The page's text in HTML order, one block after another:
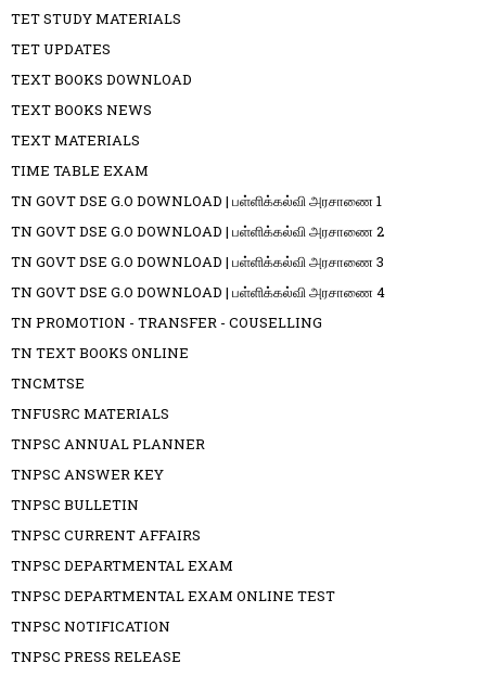
TET STUDY MATERIALS
TET UPDATES
TEXT BOOKS DOWNLOAD
TEXT BOOKS NEWS
TEXT MATERIALS
TIME TABLE EXAM
TN GOVT DSE G.O DOWNLOAD | பள்ளிக்கல்வி அரசாணை 1
TN GOVT DSE G.O DOWNLOAD | பள்ளிக்கல்வி அரசாணை 2
TN GOVT DSE G.O DOWNLOAD | பள்ளிக்கல்வி அரசாணை 3
TN GOVT DSE G.O DOWNLOAD | பள்ளிக்கல்வி அரசாணை 4
TN PROMOTION - TRANSFER - COUSELLING
TN TEXT BOOKS ONLINE
TNCMTSE
TNFUSRC MATERIALS
TNPSC ANNUAL PLANNER
TNPSC ANSWER KEY
TNPSC BULLETIN
TNPSC CURRENT AFFAIRS
TNPSC DEPARTMENTAL EXAM
TNPSC DEPARTMENTAL EXAM ONLINE TEST
TNPSC NOTIFICATION
TNPSC PRESS RELEASE